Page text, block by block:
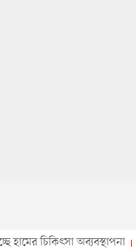
হামের চিকিৎসা অব্যবস্থাপনা